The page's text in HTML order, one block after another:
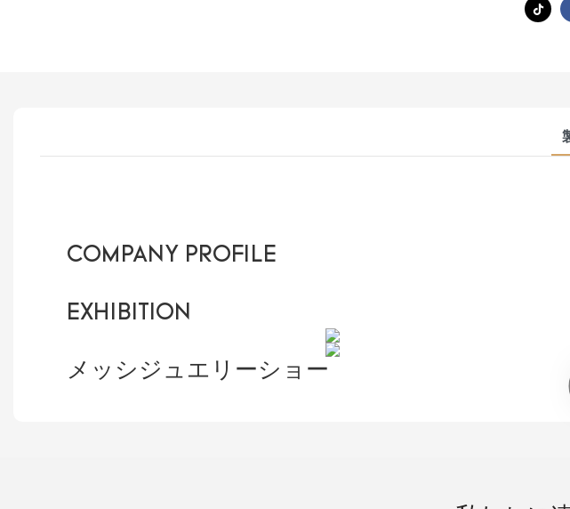
COMPANY PROFILE
EXHIBITION
メッシジュエリーショー